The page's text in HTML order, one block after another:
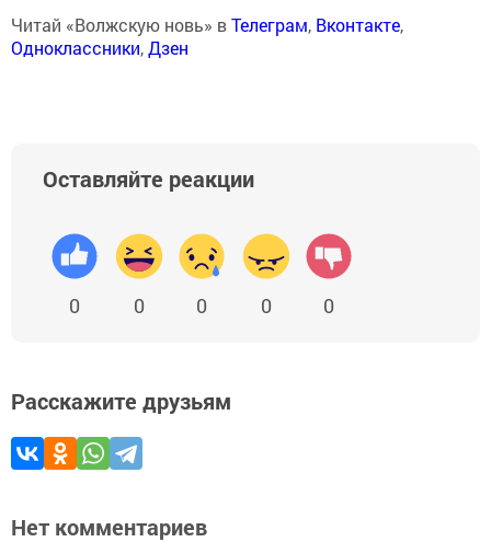
Читай «Волжскую новь» вТелеграм, Вконтакте,
Одноклассники,Дзен
Оставляйте реакции
0 0 0 0 0
Расскажите друзьям
Нет комментариев